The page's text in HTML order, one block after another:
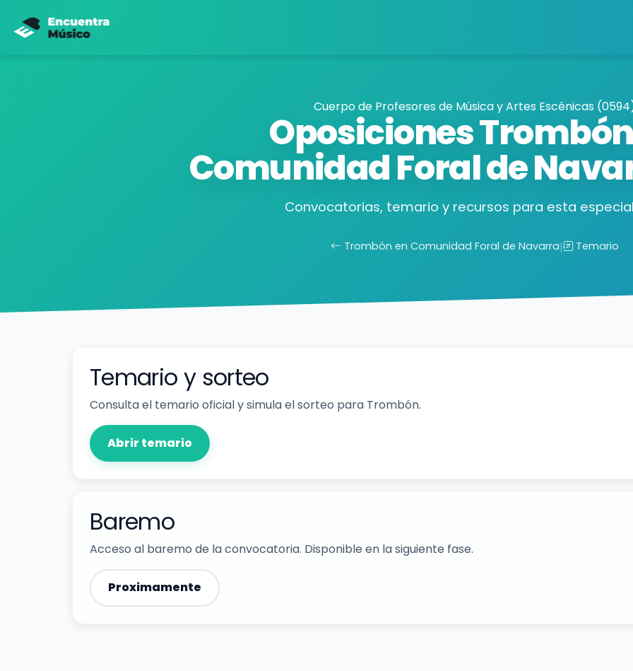
Cuerpo de Profesores de Música y Artes Escénicas
Oposiciones
Comunidad Foral de
Convocatorias, temario y recursos para esta
Trombón en Comunidad Foral de Navarra| Temario
Temario y sorteo
Consulta el temario oficial y simula el sorteo para Trombón.
Abrir temario
Baremo
Acceso al baremo de la convocatoria. Disponible en la siguiente fase.
Proximamente